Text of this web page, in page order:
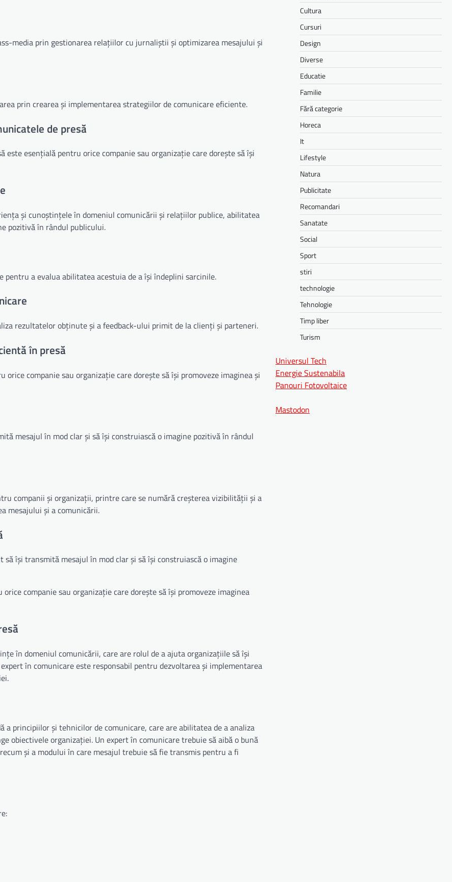
media prin gestionarea relațiilor cu jurnaliștii și optimizarea mesajului și
prin crearea și implementarea strategiilor de comunicare eficiente.
de presă
esențială pentru orice companie sau organizație care dorește să își
și cunoștințele în domeniul comunicării și relațiilor publice, abilitatea
pozitivă în rândul publicului.
a evalua abilitatea acestuia de a își îndeplini sarcinile.
rezultatelor obținute și a feedback-ului primit de la clienți și parteneri.
în presă
companie sau organizație care dorește să își promoveze imaginea și
mesajul în mod clar și să își construiască o imagine pozitivă în rândul
companii și organizații, printre care se numără creșterea vizibilității și a
mesajului și a comunicării.
își transmită mesajul în mod clar și să își construiască o imagine
companie sau organizație care dorește să își promoveze imaginea
în domeniul comunicării, care are rolul de a ajuta organizațiile să își
în comunicare este responsabil pentru dezvoltarea și implementarea
a principiilor și tehnicilor de comunicare, care are abilitatea de a analiza
obiectivele organizației. Un expert în comunicare trebuie să aibă o bună
și a modului în care mesajul trebuie să fie transmis pentru a fi
Cultura
Cursuri
Design
Diverse
Educatie
Familie
Fără categorie
Horeca
It
Lifestyle
Natura
Publicitate
Recomandari
Sanatate
Social
Sport
stiri
technologie
Tehnologie
Timp liber
Turism
Universul Tech
Energie Sustenabila
Panouri Fotovoltaice
Mastodon